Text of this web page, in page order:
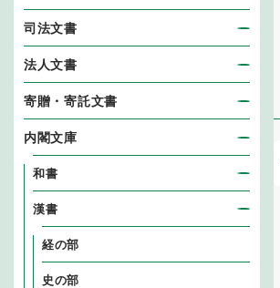
司法文書
法人文書
寄贈・寄託文書
内閣文庫
和書
漢書
経の部
史の部